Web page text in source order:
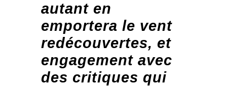
autant en
emportera le vent
redécouvertes, et
engagement avec
des critiques qui